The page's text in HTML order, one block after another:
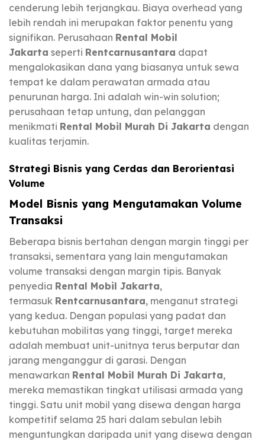
cenderung lebih terjangkau. Biaya overhead yang
lebih rendah ini merupakan faktor penentu yang
signifikan. Perusahaan Rental Mobil
Jakarta seperti Rentcarnusantara dapat
mengalokasikan dana yang biasanya untuk sewa
tempat ke dalam perawatan armada atau
penurunan harga. Ini adalah win-win solution;
perusahaan tetap untung, dan pelanggan
menikmati Rental Mobil Murah Di Jakarta dengan
kualitas terjamin.
Strategi Bisnis yang Cerdas dan Berorientasi
Volume
Model Bisnis yang Mengutamakan Volume
Transaksi
Beberapa bisnis bertahan dengan margin tinggi per
transaksi, sementara yang lain mengutamakan
volume transaksi dengan margin tipis. Banyak
penyedia Rental Mobil Jakarta,
termasuk Rentcarnusantara, menganut strategi
yang kedua. Dengan populasi yang padat dan
kebutuhan mobilitas yang tinggi, target mereka
adalah membuat unit-unitnya terus berputar dan
jarang menganggur di garasi. Dengan
menawarkan Rental Mobil Murah Di Jakarta,
mereka memastikan tingkat utilisasi armada yang
tinggi. Satu unit mobil yang disewa dengan harga
kompetitif selama 25 hari dalam sebulan lebih
menguntungkan daripada unit yang disewa dengan